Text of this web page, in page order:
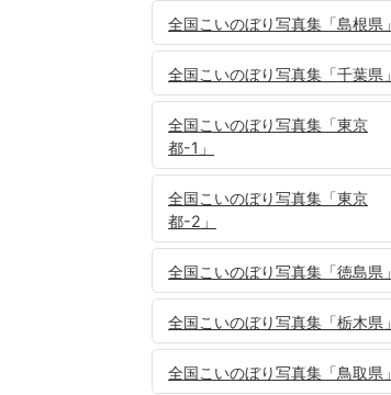
全国こいのぼり写真集「島根県」
全国こいのぼり写真集「千葉県」
全国こいのぼり写真集「東京
都-1」
全国こいのぼり写真集「東京
都-2」
全国こいのぼり写真集「徳島県」
全国こいのぼり写真集「栃木県」
全国こいのぼり写真集「鳥取県」